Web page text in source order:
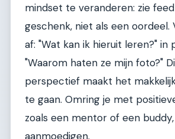
mindset te veranderen: zie
geschenk, niet als een oordeel.
af: "Wat kan ik hieruit leren?" in
"Waarom haten ze mijn foto?"
perspectief maakt het
te gaan. Omring je met
zoals een mentor of een
aanmoedigen.